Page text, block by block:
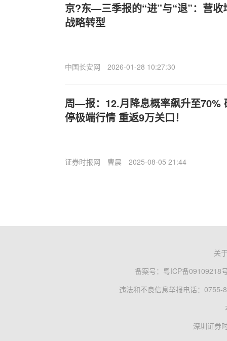
京?东—三季报的“进”与“退”：营收
战略转型
中国长安网 2026-01-28 10:27:30
周—报：12.月降息概率飙升至70%
停极端行情 重返9万关口！
证券时报网 曹晨 2025-08-05 21:44
关
备案号： 粤ICP备09109218
违法和不良信息举报电话：0755-
深圳证券